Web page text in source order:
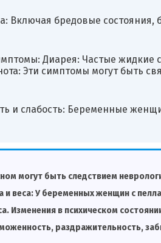
Включая бредовые
Диарея: Частые жидкие
Эти симптомы могут быть
и слабость: Беременные
могут быть следствием
и веса: У беременных женщин с
Изменения в психическом
раздражительность,